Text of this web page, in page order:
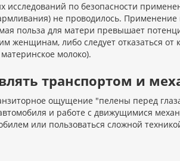
исследований по безопасности
не проводилось.
польза для матери превышает
женщинам, либо следует отказаться от
молоко).
транспортом и
ощущение "пелены перед
и работе с движущимися
или пользоваться сложной